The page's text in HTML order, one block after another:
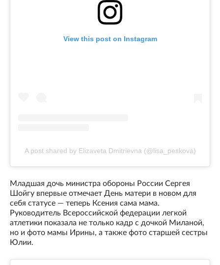
View this post on Instagram
A post shared by Elizaveta Dmitrievna (@lisa_peskova)
Младшая дочь министра обороны России Сергея
Шойгу впервые отмечает День матери в новом для
себя статусе — теперь Ксения сама мама.
Руководитель Всероссийской федерации легкой
атлетики показала не только кадр с дочкой Миланой,
но и фото мамы Ирины, а также фото старшей сестры
Юлии.